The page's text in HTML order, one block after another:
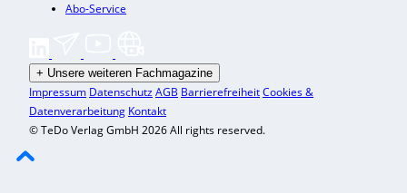
Abo-Service
+ Unsere weiteren Fachmagazine
Impressum DatenschutzAGB BarrierefreiheitCookies &
Datenverarbeitung Kontakt
© TeDo Verlag GmbH 2026 All rights reserved.